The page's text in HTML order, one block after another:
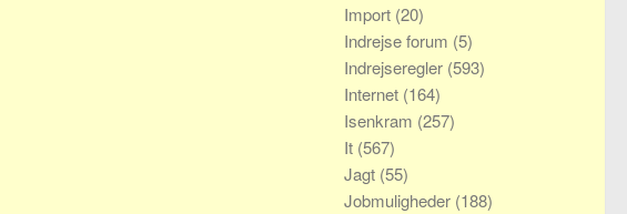
Import (20)
Indrejse forum (5)
Indrejseregler (593)
Internet (164)
Isenkram (257)
It (567)
Jagt (55)
Jobmuligheder (188)